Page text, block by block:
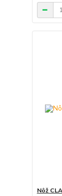
Nôž